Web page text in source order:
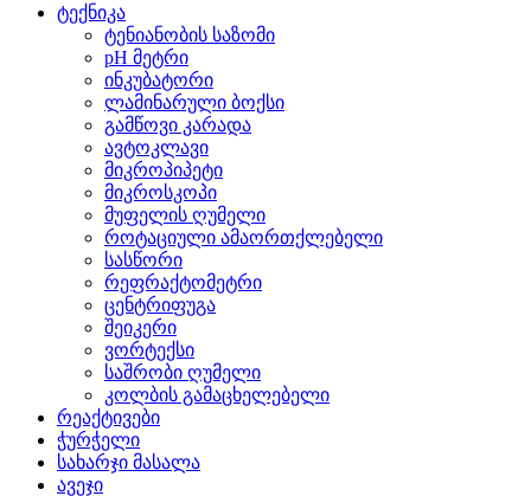
ტექნიკა
ტენიანობის საზომი
pH მეტრი
ინკუბატორი
ლამინარული ბოქსი
გამწოვი კარადა
ავტოკლავი
მიკროპიპეტი
მიკროსკოპი
მუფელის ღუმელი
როტაციული ამაორთქლებელი
სასწორი
რეფრაქტომეტრი
ცენტრიფუგა
შეიკერი
ვორტექსი
საშრობი ღუმელი
კოლბის გამაცხელებელი
რეაქტივები
ჭურჭელი
სახარჯი მასალა
ავეჯი